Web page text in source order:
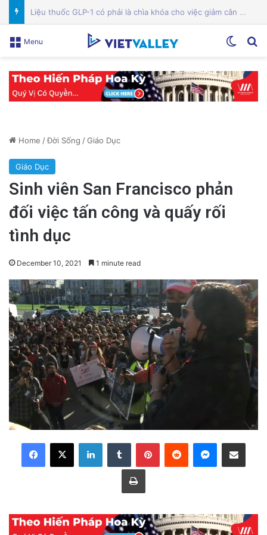
Bệnh viện Silicon Valley: Một trong những cơ sở y tế hàng đầu tại Mỹ
Menu
Home /Đời Sống /Giáo Dục
Giáo Dục
Sinh viên San Francisco phản
đối việc tấn công và quấy rối
tình dục
December 10, 2021 1 minute read
LinkedInTumblr PinterestReddit Messenger
Share via Email
Print